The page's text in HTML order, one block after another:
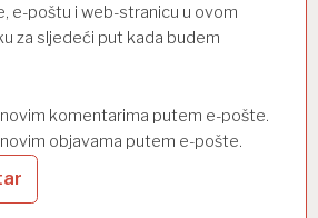
e-poštu i web-stranicu u ovom
za sljedeći put kada budem
komentarima putem e-pošte.
objavama putem e-pošte.